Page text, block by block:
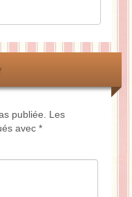
publiée.
Les
avec *